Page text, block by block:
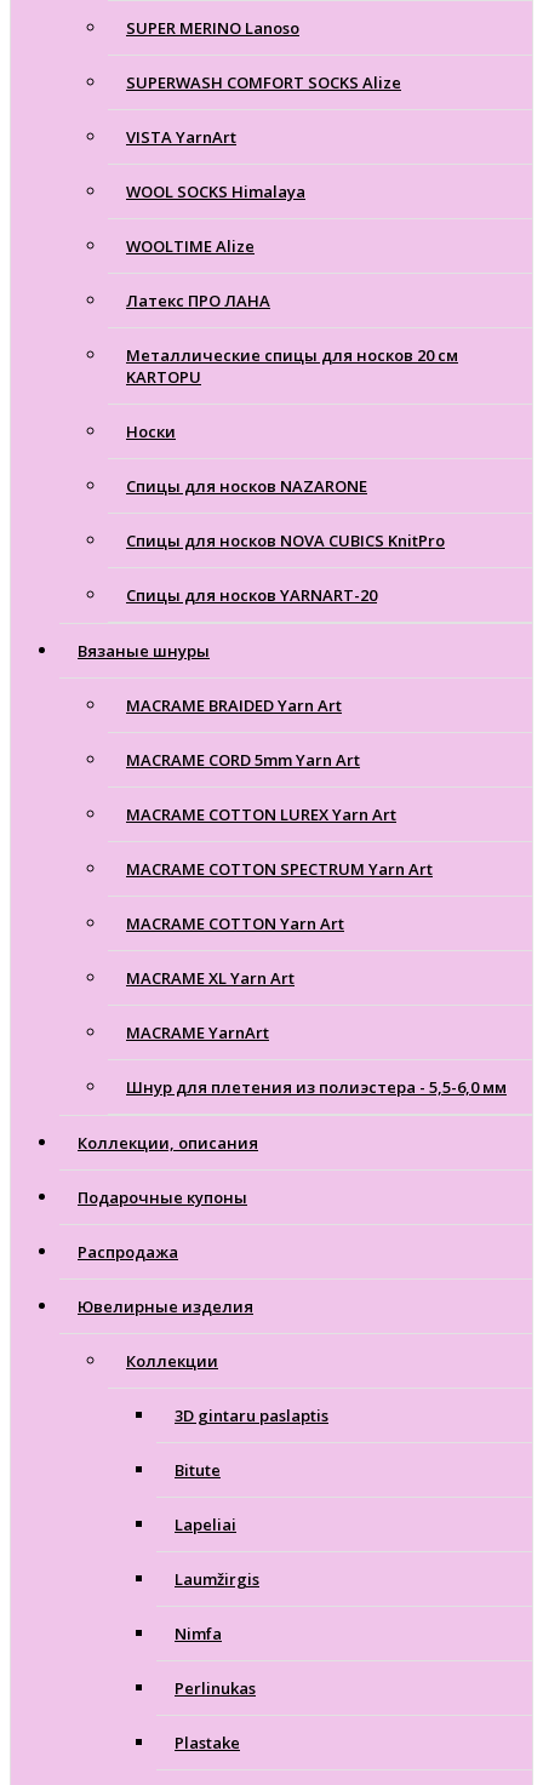
SUPER MERINO Lanoso
SUPERWASH COMFORT SOCKS Alize
VISTA YarnArt
WOOL SOCKS Himalaya
WOOLTIME Alize
Латекс ПРО ЛАНА
Металлические спицы для носков 20 см
KARTOPU
Носки
Спицы для носков NAZARONE
Спицы для носков NOVA CUBICS KnitPro
Спицы для носков YARNART-20
Вязаные шнуры
MACRAME BRAIDED Yarn Art
MACRAME CORD 5mm Yarn Art
MACRAME COTTON LUREX Yarn Art
MACRAME COTTON SPECTRUM Yarn Art
MACRAME COTTON Yarn Art
MACRAME XL Yarn Art
MACRAME YarnArt
Шнур для плетения из полиэстера - 5,5-6,0 мм
Коллекции, описания
Подарочные купоны
Распродажа
Ювелирные изделия
Коллекции
3D gintaru paslaptis
Bitute
Lapeliai
Laumžirgis
Nimfa
Perlinukas
Plastake